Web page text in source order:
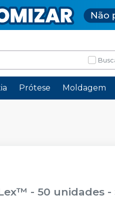
Prótese Moldagem
- 50 unidades -